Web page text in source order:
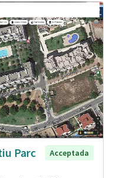
Parc
Acceptada